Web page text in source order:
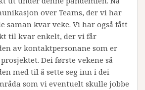
over Teams, der vi har
saman kvar veke. Vi har også fått
til kvar enkelt, der vi får
av kontaktpersonane som er
Dei første vekene så
med til å sette seg inn i dei
som vi eventuelt skulle jobbe